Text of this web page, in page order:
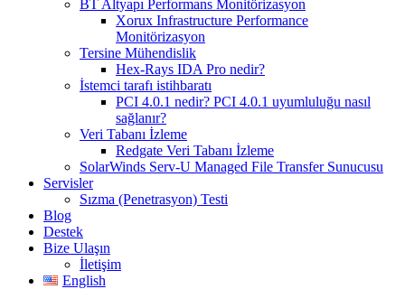
BT Altyapı Performans Monitörizasyon
Xorux Infrastructure Performance
Monitörizasyon
Tersine Mühendislik
Hex-Rays IDA Pro nedir?
İstemci tarafı istihbaratı
PCI 4.0.1 nedir? PCI 4.0.1 uyumluluğu nasıl
sağlanır?
Veri Tabanı İzleme
Redgate Veri Tabanı İzleme
SolarWinds Serv-U Managed File Transfer Sunucusu
Servisler
Sızma (Penetrasyon) Testi
Blog
Destek
Bize Ulaşın
İletişim
English